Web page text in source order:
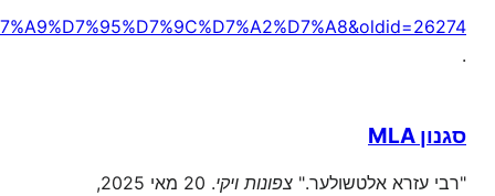
.
סגנון MLA
"רבי עזרא אלטשולער." צפונות ויקי
. 20 מאי 2025,